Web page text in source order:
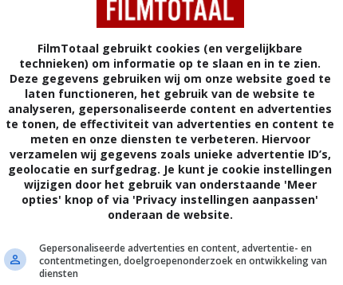
(2001)
FilmTotaal gebruikt cookies (en vergelijkbare
technieken) om informatie op te slaan en in te zien.
Deze gegevens gebruiken wij om onze website goed te
laten functioneren, het gebruik van de website te
analyseren, gepersonaliseerde content en advertenties
te tonen, de effectiviteit van advertenties en content te
meten en onze diensten te verbeteren. Hiervoor
verzamelen wij gegevens zoals unieke advertentie ID’s,
geolocatie en surfgedrag. Je kunt je cookie instellingen
wijzigen door het gebruik van onderstaande 'Meer
opties' knop of via 'Privacy instellingen aanpassen'
onderaan de website.
Gepersonaliseerde advertenties en content, advertentie- en
contentmetingen, doelgroepenonderzoek en ontwikkeling van
diensten